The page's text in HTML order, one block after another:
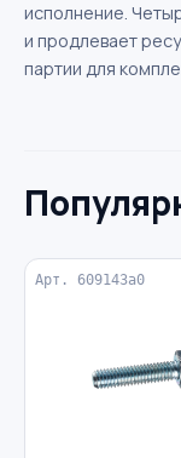
исполнение.
и продлевает
партии для
Арт. 609143a0